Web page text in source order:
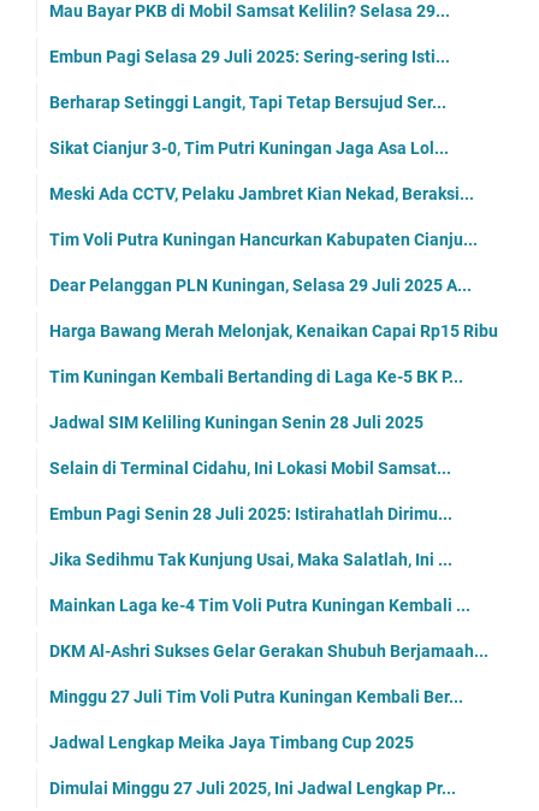
Mau Bayar PKB di Mobil Samsat Kelilin? Selasa 29...
Embun Pagi Selasa 29 Juli 2025: Sering-sering Isti...
Berharap Setinggi Langit, Tapi Tetap Bersujud Ser...
Sikat Cianjur 3-0, Tim Putri Kuningan Jaga Asa Lol...
Meski Ada CCTV, Pelaku Jambret Kian Nekad, Beraksi...
Tim Voli Putra Kuningan Hancurkan Kabupaten Cianju...
Dear Pelanggan PLN Kuningan, Selasa 29 Juli 2025 A...
Harga Bawang Merah Melonjak, Kenaikan Capai Rp15 Ribu
Tim Kuningan Kembali Bertanding di Laga Ke-5 BK P...
Jadwal SIM Keliling Kuningan Senin 28 Juli 2025
Selain di Terminal Cidahu, Ini Lokasi Mobil Samsat...
Embun Pagi Senin 28 Juli 2025: Istirahatlah Dirimu...
Jika Sedihmu Tak Kunjung Usai, Maka Salatlah, Ini ...
Mainkan Laga ke-4 Tim Voli Putra Kuningan Kembali ...
DKM Al-Ashri Sukses Gelar Gerakan Shubuh Berjamaah...
Minggu 27 Juli Tim Voli Putra Kuningan Kembali Ber...
Jadwal Lengkap Meika Jaya Timbang Cup 2025
Dimulai Minggu 27 Juli 2025, Ini Jadwal Lengkap Pr...